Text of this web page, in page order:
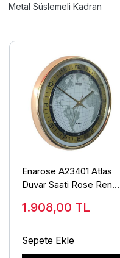
Metal Süslemeli Kadran
Enarose A23401 Atlas
Duvar Saati Rose Renk
1.908,00 TL
Sepete Ekle